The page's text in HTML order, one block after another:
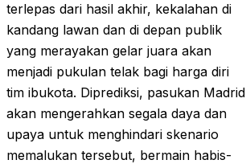
terlepas dari hasil akhir, kekalahan di
kandang lawan dan di depan publik
yang merayakan gelar juara akan
menjadi pukulan telak bagi harga diri
tim ibukota. Diprediksi, pasukan Madrid
akan mengerahkan segala daya dan
upaya untuk menghindari skenario
memalukan tersebut, bermain habis-